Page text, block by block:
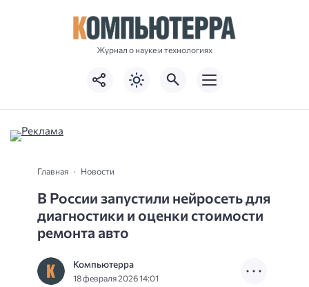
Журнал о науке и технологиях
Главная Новости
В России запустили нейросеть для
диагностики и оценки стоимости
ремонта авто
Компьютерра
18 февраля 2026 14:01